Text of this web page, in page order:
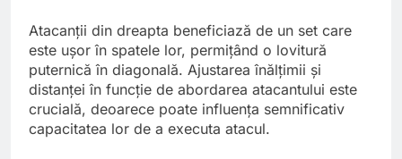
Atacanții din dreapta beneficiază de un set care
este ușor în spatele lor, permițând o lovitură
puternică în diagonală. Ajustarea înălțimii și
distanței în funcție de abordarea atacantului este
crucială, deoarece poate influența semnificativ
capacitatea lor de a executa atacul.